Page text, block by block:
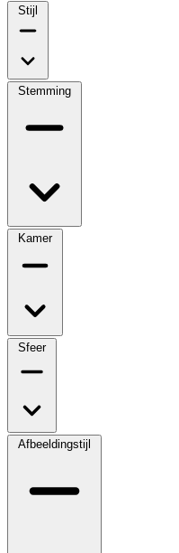
Stijl
Stemming
Kamer
Sfeer
Afbeeldingstijl